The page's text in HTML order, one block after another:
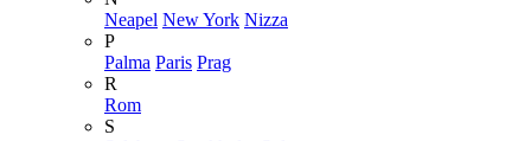
Neapel New York Nizza
P
Palma Paris Prag
R
Rom
S